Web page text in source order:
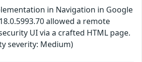
in Navigation in Google
allowed a remote
UI via a crafted HTML page.
severity: Medium)